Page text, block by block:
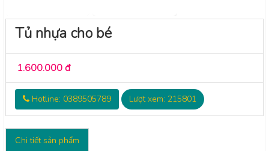
Tủ nhựa cho bé
1.600.000 đ
Hotline: 0389505789 Lượt xem: 215801
Chi tiết sản phẩm